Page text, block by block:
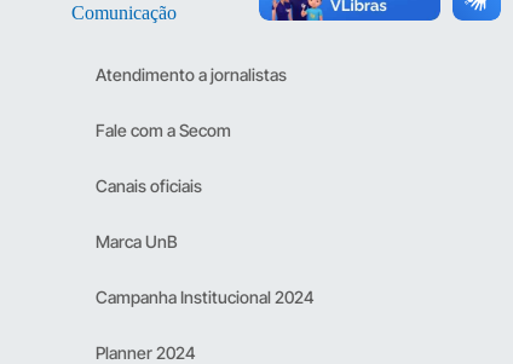
Comunicação
Atendimento a jornalistas
Fale com a Secom
Canais oficiais
Marca UnB
Campanha Institucional 2024
Planner 2024